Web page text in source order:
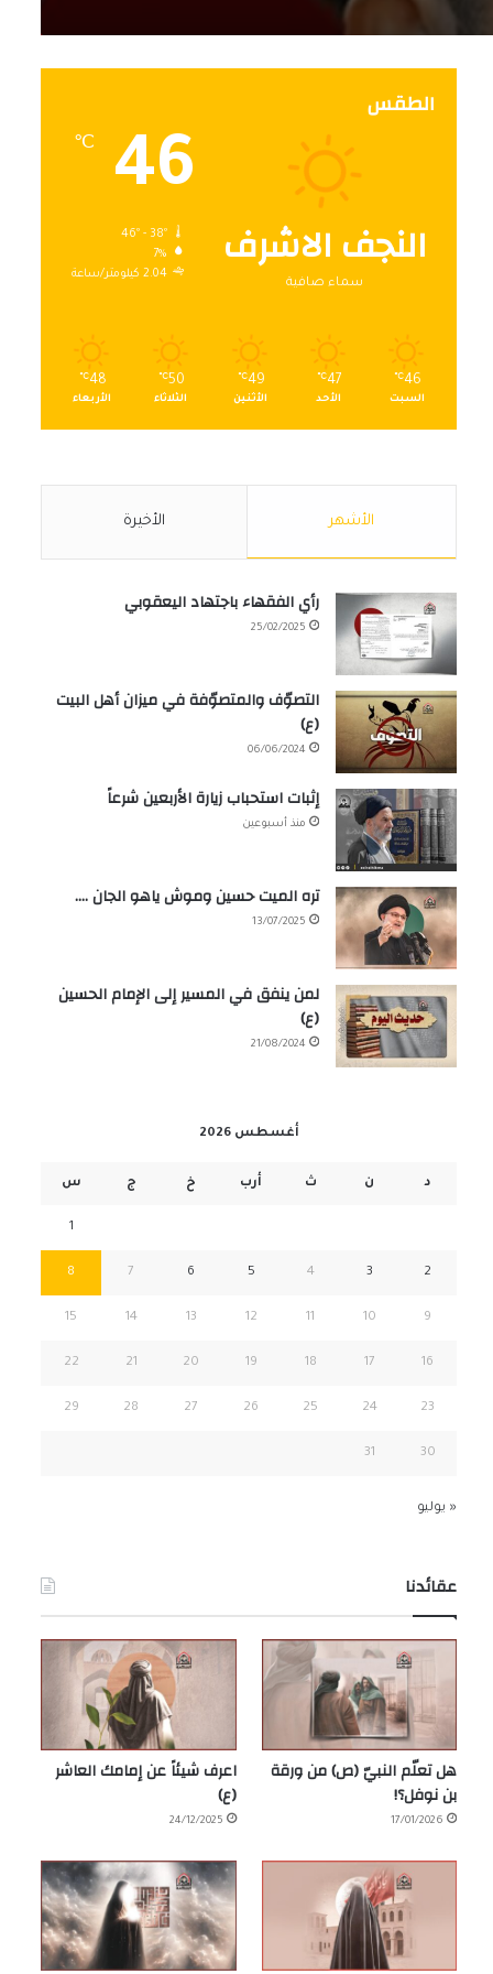
الطقس
النجف الاشرف
سماء صافية
46
℃
46º - 38º
7%
2.04 كيلومتر/ساعة
46
℃
السبت
47
℃
الأحد
49
℃
الأثنين
50
℃
الثلاثاء
48
℃
الأربعاء
الأشهر الأخيرة
رأي الفقهاء باجتهاد اليعقوبي
25/02/2025
التصوّف والمتصوّفة في ميزان أهل البيت
(ع)
06/06/2024
إثبات استحباب زيارة الأربعين شرعاً
منذ أسبوعين
تره الميت حسين وموش ياهو الجان ….
13/07/2025
لمن ينفق في المسير إلى الإمام الحسين
(ع)
21/08/2024
أغسطس 2026
د ن ث أرب خ ج س
1
2
3
4
5
6
7
8
9
10
11
12
13
14
15
16
17
18
19
20
21
22
23
24
25
26
27
28
29
30
31
« يوليو
عقائدنا
هل تعلّم النبيّ (ص) من ورقة
بن نوفل؟!
17/01/2026
اعرف شيئاً عن إمامك العاشر
(ع)
24/12/2025